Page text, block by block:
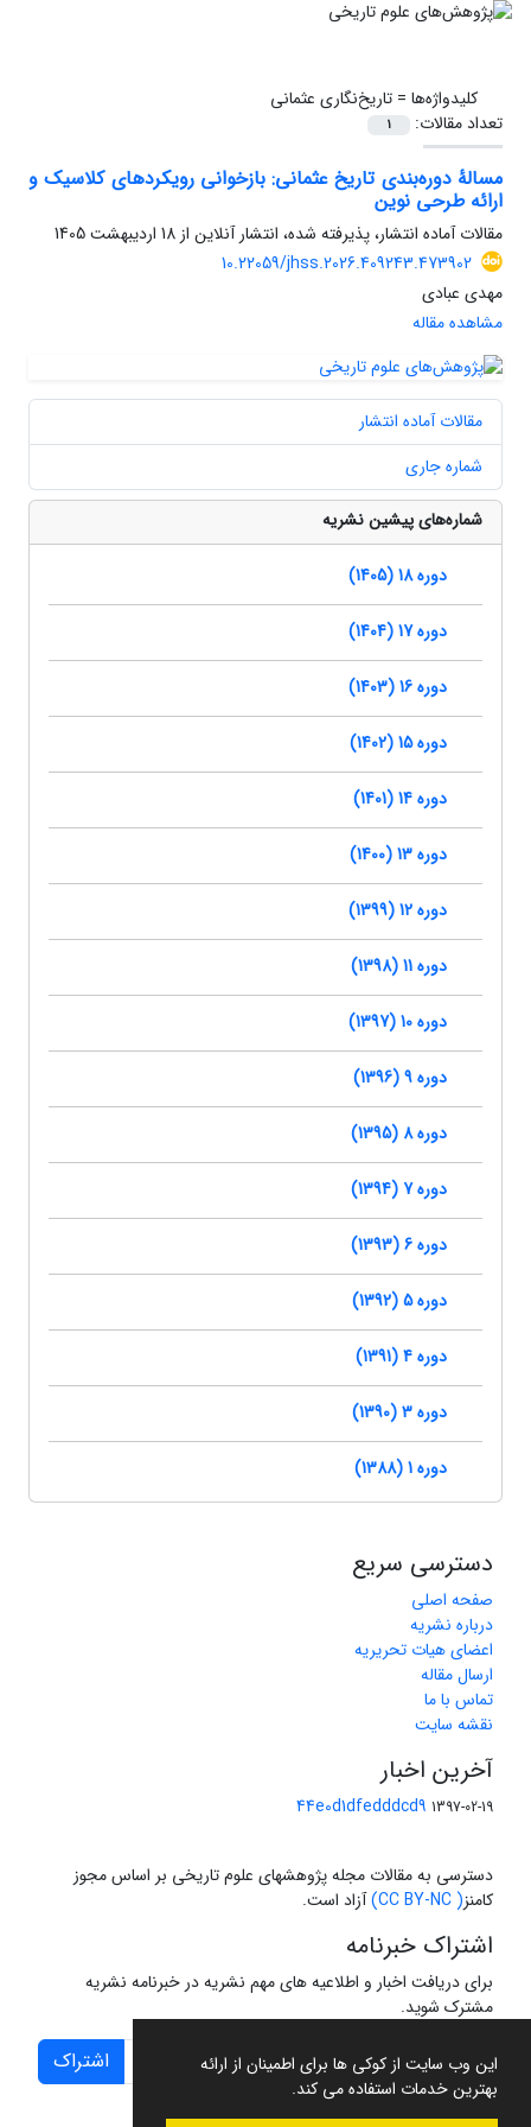
این وب سایت از کوکی ها برای اطمینان از ارائه
بهترین خدمات استفاده می کند.
کلیدواژه‌ها =تاریخ‌نگاری عثمانی
تعداد مقالات:
1
مسالۀ دوره‌بندی تاریخ عثمانی: بازخوانی رویکردهای کلاسیک و
ارائه طرحی نوین
مقالات آماده انتشار، پذیرفته شده، انتشار آنلاین از 18 اردیبهشت 1405
10.22059/jhss.2026.409243.473902
مهدی عبادی
مشاهده مقاله
مقالات آماده انتشار
شماره جاری
شماره‌های پیشین نشریه
دوره 18 (1405)
دوره 17 (1404)
دوره 16 (1403)
دوره 15 (1402)
دوره 14 (1401)
دوره 13 (1400)
دوره 12 (1399)
دوره 11 (1398)
دوره 10 (1397)
دوره 9 (1396)
دوره 8 (1395)
دوره 7 (1394)
دوره 6 (1393)
دوره 5 (1392)
دوره 4 (1391)
دوره 3 (1390)
دوره 1 (1388)
دسترسی سریع
صفحه اصلی
درباره نشریه
اعضای هیات تحریریه
ارسال مقاله
تماس با ما
نقشه سایت
آخرین اخبار
44e0d1dfedddcd9 1397-02-19
دسترسی به مقالات مجله پژوهشهای علوم تاریخی بر اساس مجوز
کامنز( CC BY-NC) آزاد است.
اشتراک خبرنامه
برای دریافت اخبار و اطلاعیه های مهم نشریه در خبرنامه نشریه
مشترک شوید.
اشتراک